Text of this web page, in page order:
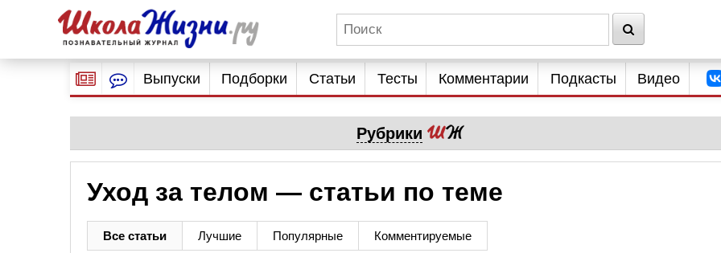
Выпуски Подборки Статьи Тесты Комментарии Подкасты Видео
Рубрики
Уход за телом — статьи по теме
Все статьи Лучшие Популярные Комментируемые